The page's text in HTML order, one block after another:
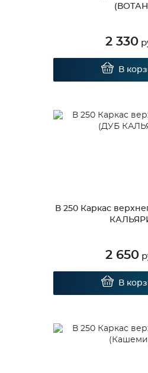
2 330
В
В 250 Каркас
2 650
В